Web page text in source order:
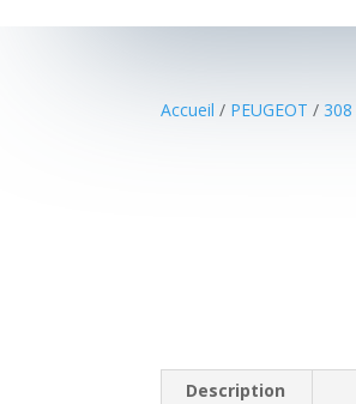
content/uploads/2021/10/Sans-titre-2.mp4
Accueil / PEUGEOT / 308
Description